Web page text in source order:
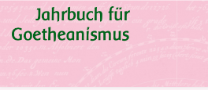
zum
Inhalt